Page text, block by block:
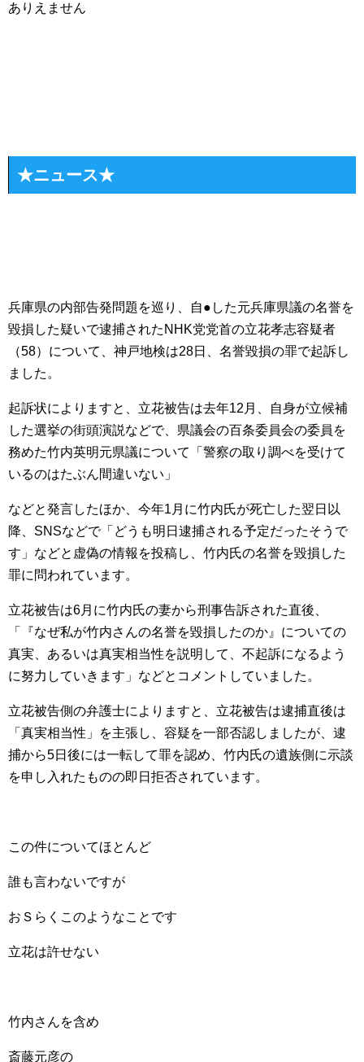
ありえません
★ニュース★
兵庫県の内部告発問題を巡り、自●した元兵庫県議の名誉を
毀損した疑いで逮捕されたNHK党党首の立花孝志容疑者
（58）について、神戸地検は28日、名誉毀損の罪で起訴し
ました。
起訴状によりますと、立花被告は去年12月、自身が立候補
した選挙の街頭演説などで、県議会の百条委員会の委員を
務めた竹内英明元県議について「警察の取り調べを受けて
いるのはたぶん間違いない」
などと発言したほか、今年1月に竹内氏が死亡した翌日以
降、SNSなどで「どうも明日逮捕される予定だったそうで
す」などと虚偽の情報を投稿し、竹内氏の名誉を毀損した
罪に問われています。
立花被告は6月に竹内氏の妻から刑事告訴された直後、
「『なぜ私が竹内さんの名誉を毀損したのか』についての
真実、あるいは真実相当性を説明して、不起訴になるよう
に努力していきます」などとコメントしていました。
立花被告側の弁護士によりますと、立花被告は逮捕直後は
「真実相当性」を主張し、容疑を一部否認しましたが、逮
捕から5日後には一転して罪を認め、竹内氏の遺族側に示談
を申し入れたものの即日拒否されています。
この件についてほとんど
誰も言わないですが
おＳらくこのようなことです
立花は許せない
竹内さんを含め
斎藤元彦の